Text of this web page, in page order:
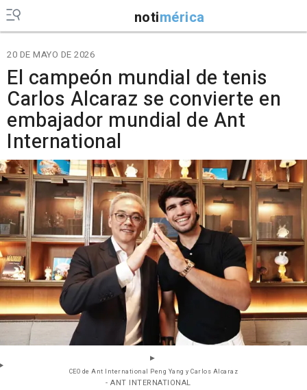
notimérica
20 DE MAYO DE 2026
El campeón mundial de tenis
Carlos Alcaraz se convierte en
embajador mundial de Ant
International
CEO de Ant International Peng Yang y Carlos Alcaraz
- ANT INTERNATIONAL